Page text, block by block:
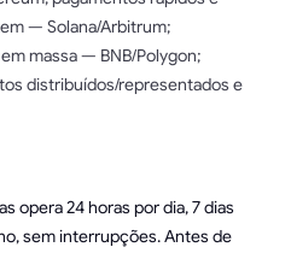
— Solana/Arbitrum;
massa — BNB/Polygon;
distribuídos/representados e
opera 24 horas por dia, 7 dias
sem interrupções. Antes de